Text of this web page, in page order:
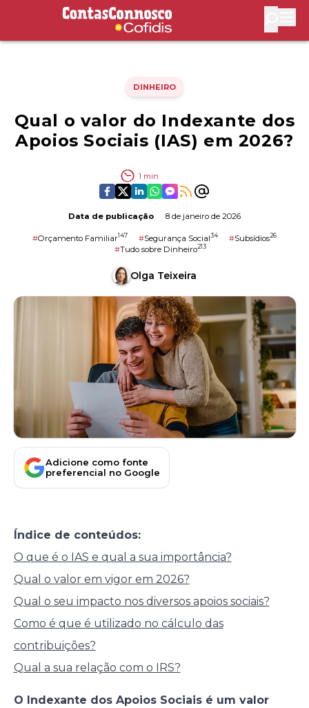
Contas Connosco by Cofidis
DINHEIRO
Qual o valor do Indexante dos
Apoios Sociais (IAS) em 2026?
1 min
Data de publicação 8 de janeiro de 2026
#Orçamento Familiar147 #Segurança Social34 #Subsídios26
#Tudo sobre Dinheiro213
Olga Teixeira
Adicione como fonte
preferencial no Google
Índice de conteúdos:
O que é o IAS e qual a sua importância?
Qual o valor em vigor em 2026?
Qual o seu impacto nos diversos apoios sociais?
Como é que é utilizado no cálculo das
contribuições?
Qual a sua relação com o IRS?
O Indexante dos Apoios Sociais é um valor